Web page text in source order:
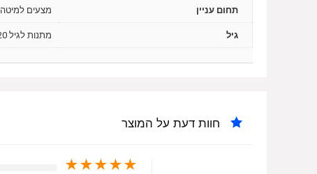
תחום עניין מצעים למיטה
גיל מתנות לגיל 20, מתנות לגיל 30, מתנות לגיל 40, מתנות לגיל 50
חוות דעת על המוצר
★
★
★
★
★